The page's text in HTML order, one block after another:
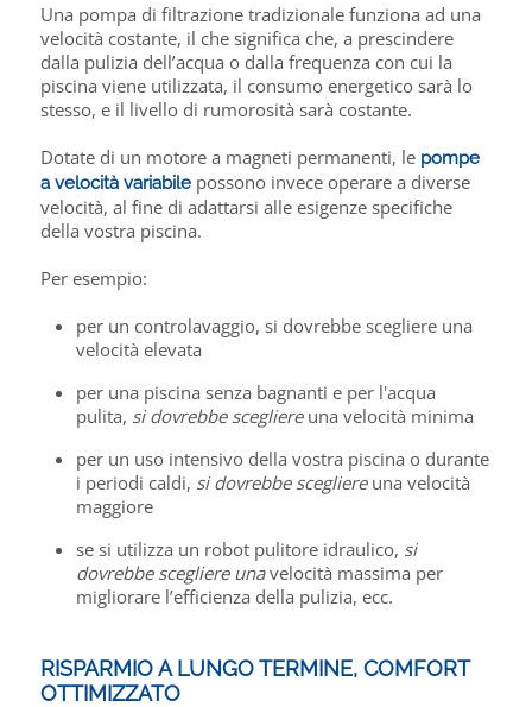
Una pompa di filtrazione tradizionale funziona ad una
velocità costante, il che significa che, a prescindere
dalla pulizia dell’acqua o dalla frequenza con cui la
piscina viene utilizzata, il consumo energetico sarà lo
stesso, e il livello di rumorosità sarà costante.
Dotate di un motore a magneti permanenti, le pompe
a velocità variabilepossono invece operare a diverse
velocità, al fine di adattarsi alle esigenze specifiche
della vostra piscina.
Per esempio:
per un controlavaggio, si dovrebbe scegliere una
velocità elevata
per una piscina senza bagnanti e per l'acqua
pulita, si dovrebbe scegliereuna velocità minima
per un uso intensivo della vostra piscina o durante
i periodi caldi, si dovrebbe scegliere una velocità
maggiore
se si utilizza un robot pulitore idraulico, si
dovrebbe scegliere unavelocità massima per
migliorare l’efficienza della pulizia, ecc.
RISPARMIO A LUNGO TERMINE, COMFORT
OTTIMIZZATO